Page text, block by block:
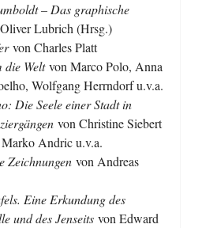
– Das graphische
Lubrich (Hrsg.)
von Charles Platt
die Weltvon Marco Polo, Anna
Wolfgang Herrndorf u.v.a.
Die Seele einer Stadt in
von Christine Siebert
Andric u.v.a.
Zeichnungen von Andreas
Eine Erkundung des
und des Jenseits von Edward